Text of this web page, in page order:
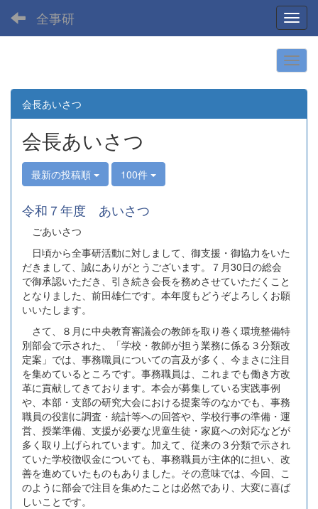
全事研
会長あいさつ
会長あいさつ
最新の投稿順 100件
令和７年度 あいさつ
ごあいさつ
日頃から全事研活動に対しまして、御支援・御協力をいた
だきまして、誠にありがとうございます。７月30日の総会
で御承認いただき、引き続き会長を務めさせていただくこと
となりました、前田雄仁です。本年度もどうぞよろしくお願
いいたします。
さて、８月に中央教育審議会の教師を取り巻く環境整備特
別部会で示された、「学校・教師が担う業務に係る３分類改
定案」では、事務職員についての言及が多く、今まさに注目
を集めているところです。事務職員は、これまでも働き方改
革に貢献してきております。本会が募集している実践事例
や、本部・支部の研究大会における提案等のなかでも、事務
職員の役割に調査・統計等への回答や、学校行事の準備・運
営、授業準備、支援が必要な児童生徒・家庭への対応などが
多く取り上げられています。加えて、従来の３分類で示され
ていた学校徴収金についても、事務職員が主体的に担い、改
善を進めていたものもありました。その意味では、今回、こ
のように部会で注目を集めたことは必然であり、大変に喜ば
しいことです。